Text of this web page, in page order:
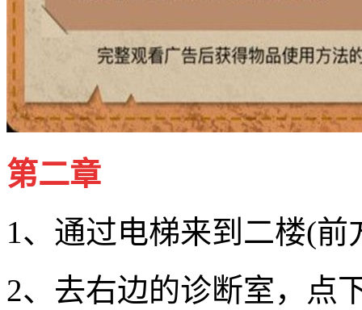
第二章
1、通过电梯来到二楼(
2、去右边的诊断室，点